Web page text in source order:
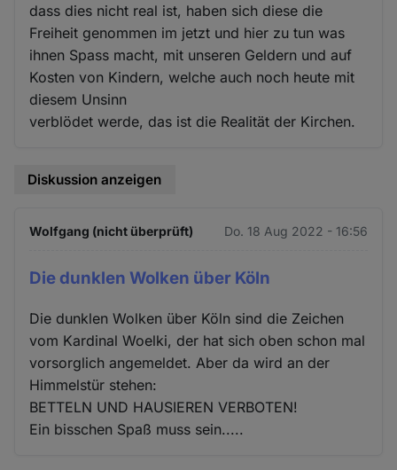
dass dies nicht real ist, haben sich diese die
Freiheit genommen im jetzt und hier zu tun was
ihnen Spass macht, mit unseren Geldern und auf
Kosten von Kindern, welche auch noch heute mit
diesem Unsinn
verblödet werde, das ist die Realität der Kirchen.
Diskussion anzeigen
Wolfgang (nicht überprüft) Do. 18 Aug 2022 - 16:56
Die dunklen Wolken über Köln
Die dunklen Wolken über Köln sind die Zeichen
vom Kardinal Woelki, der hat sich oben schon mal
vorsorglich angemeldet. Aber da wird an der
Himmelstür stehen:
BETTELN UND HAUSIEREN VERBOTEN!
Ein bisschen Spaß muss sein.....